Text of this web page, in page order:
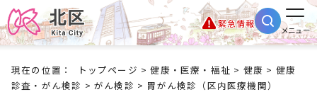
緊急情報
メニュー
現在の位置： トップページ >健康・医療・福祉 > 健康 > 健康
診査・がん検診 >がん検診 > 胃がん検診（区内医療機関）